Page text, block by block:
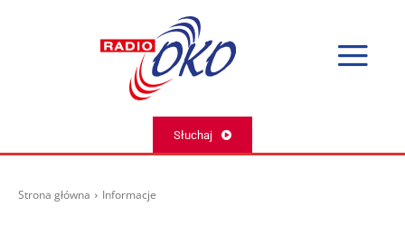
Słuchaj
Strona główna Informacje